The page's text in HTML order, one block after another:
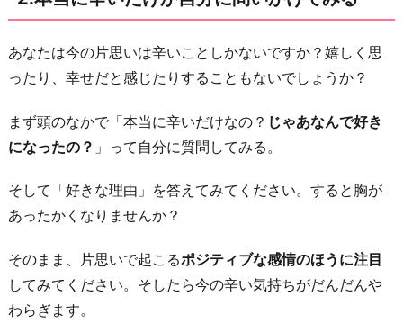
生
気
を
紛
わ
す
瞑
想
し
あなたは今の片思いは辛いことしかないですか？嬉しく思
ったり、幸せだと感じたりすることもないでしょうか？
まず頭のなかで「本当に辛いだけなの？ じゃあなんで好き
になったの？ 」って自分に質問してみる。
そして「好きな理由」を答えてみてください。すると胸が
あったかくなりませんか？
そのまま、片思いで起こるポジティブな感情のほうに注目
してみてください。そしたら今の辛い気持ちがだんだんや
わらぎます。